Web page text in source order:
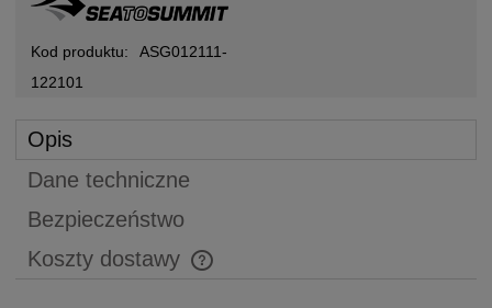
Kod produktu:
ASG012111-
122101
Opis
Dane techniczne
Bezpieczeństwo
Koszty dostawy
Cena nie zawiera ewentualnych kosztów płatności